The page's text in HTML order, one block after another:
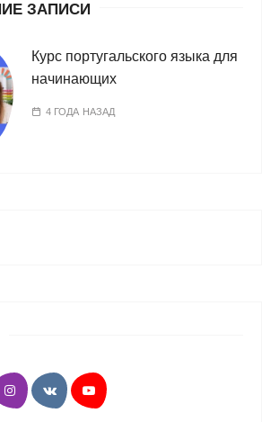
ЗАПИСИ
Курс португальского языка для
начинающих
4 ГОДА НАЗАД